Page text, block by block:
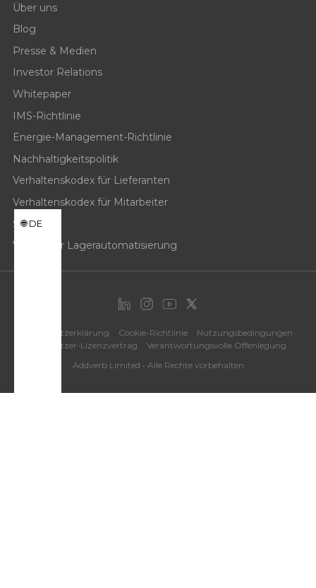
Über uns
Blog
Presse & Medien
Investor Relations
Whitepaper
IMS-Richtlinie
Energie-Management-Richtlinie
Nachhaltigkeitspolitik
Verhaltenskodex für Lieferanten
Verhaltenskodex für Mitarbeiter
Sitemap
Videos zur Lagerautomatisierung
Datenschutzerklärung Cookie-Richtlinie
Nutzungsbedingungen
Endbenutzer-Lizenzvertrag
Verantwortungsvolle Offenlegung
Addverb Limited • Alle Rechte vorbehalten
DE